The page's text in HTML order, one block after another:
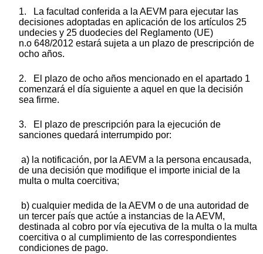
1. La facultad conferida a la AEVM para ejecutar las
decisiones adoptadas en aplicación de los artículos 25
undecies y 25 duodecies del Reglamento (UE)
n.o 648/2012 estará sujeta a un plazo de prescripción de
ocho años.
2. El plazo de ocho años mencionado en el apartado 1
comenzará el día siguiente a aquel en que la decisión
sea firme.
3. El plazo de prescripción para la ejecución de
sanciones quedará interrumpido por:
a) la notificación, por la AEVM a la persona encausada,
de una decisión que modifique el importe inicial de la
multa o multa coercitiva;
b) cualquier medida de la AEVM o de una autoridad de
un tercer país que actúe a instancias de la AEVM,
destinada al cobro por vía ejecutiva de la multa o la multa
coercitiva o al cumplimiento de las correspondientes
condiciones de pago.